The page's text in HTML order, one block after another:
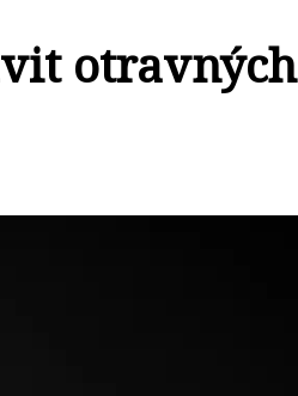
otravných